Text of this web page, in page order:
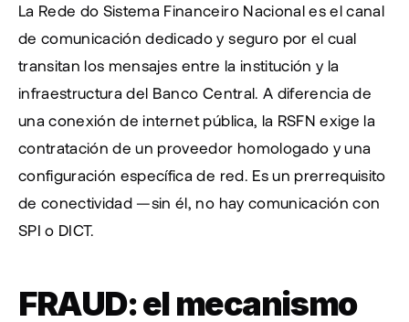
La Rede do Sistema Financeiro Nacional es el canal
de comunicación dedicado y seguro por el cual
transitan los mensajes entre la institución y la
infraestructura del Banco Central. A diferencia de
una conexión de internet pública, la RSFN exige la
contratación de un proveedor homologado y una
configuración específica de red. Es un prerrequisito
de conectividad —sin él, no hay comunicación con
SPI o DICT.
FRAUD: el mecanismo